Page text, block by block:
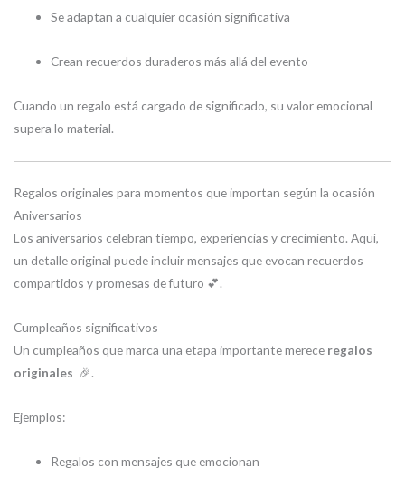
Se adaptan a cualquier ocasión significativa
Crean recuerdos duraderos más allá del evento
Cuando un regalo está cargado de significado, su valor emocional
supera lo material.
Regalos originales para momentos que importan según la ocasión
Aniversarios
Los aniversarios celebran tiempo, experiencias y crecimiento. Aquí,
un detalle original puede incluir mensajes que evocan recuerdos
compartidos y promesas de futuro 💕.
Cumpleaños significativos
Un cumpleaños que marca una etapa importante merece regalos
originales 🎉.
Ejemplos:
Regalos con mensajes que emocionan